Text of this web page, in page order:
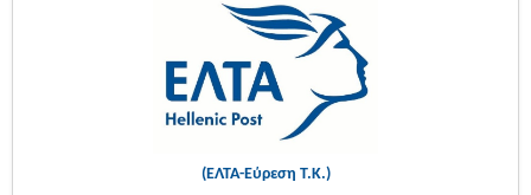
(ΕΛΤΑ-Εύρεση Τ.Κ.)